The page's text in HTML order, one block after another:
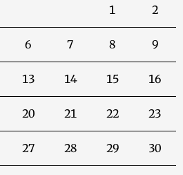
1 2
6 7 8 9
13 14 15 16
20 21 22 23
27 28 29 30